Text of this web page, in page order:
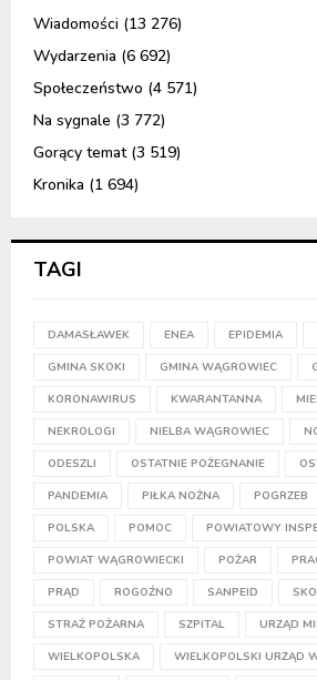
Wiadomości (13 276)
Wydarzenia (6 692)
Społeczeństwo (4 571)
Na sygnale (3 772)
Gorący temat(3 519)
Kronika (1 694)
TAGI
DAMASŁAWEK ENEA EPIDEMIA
GMINA SKOKI GMINA WĄGROWIEC
KORONAWIRUS KWARANTANNA
NEKROLOGI NIELBA WĄGROWIEC
ODESZLI OSTATNIE POŻEGNANIE
PANDEMIA PIŁKA NOŻNA POGRZEB
POLSKA POMOC POWIATOWY
POWIAT WĄGROWIECKI POŻAR
PRĄD ROGOŹNO SANPEID
STRAŻ POŻARNA SZPITAL URZĄD
WIELKOPOLSKA WIELKOPOLSKI URZĄD